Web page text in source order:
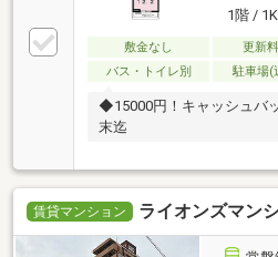
1階 /
敷金なし 更新
バス・トイレ別
駐車場(
◆15000円！キャッシュバ
末迄
賃貸マンション ライオンズマン